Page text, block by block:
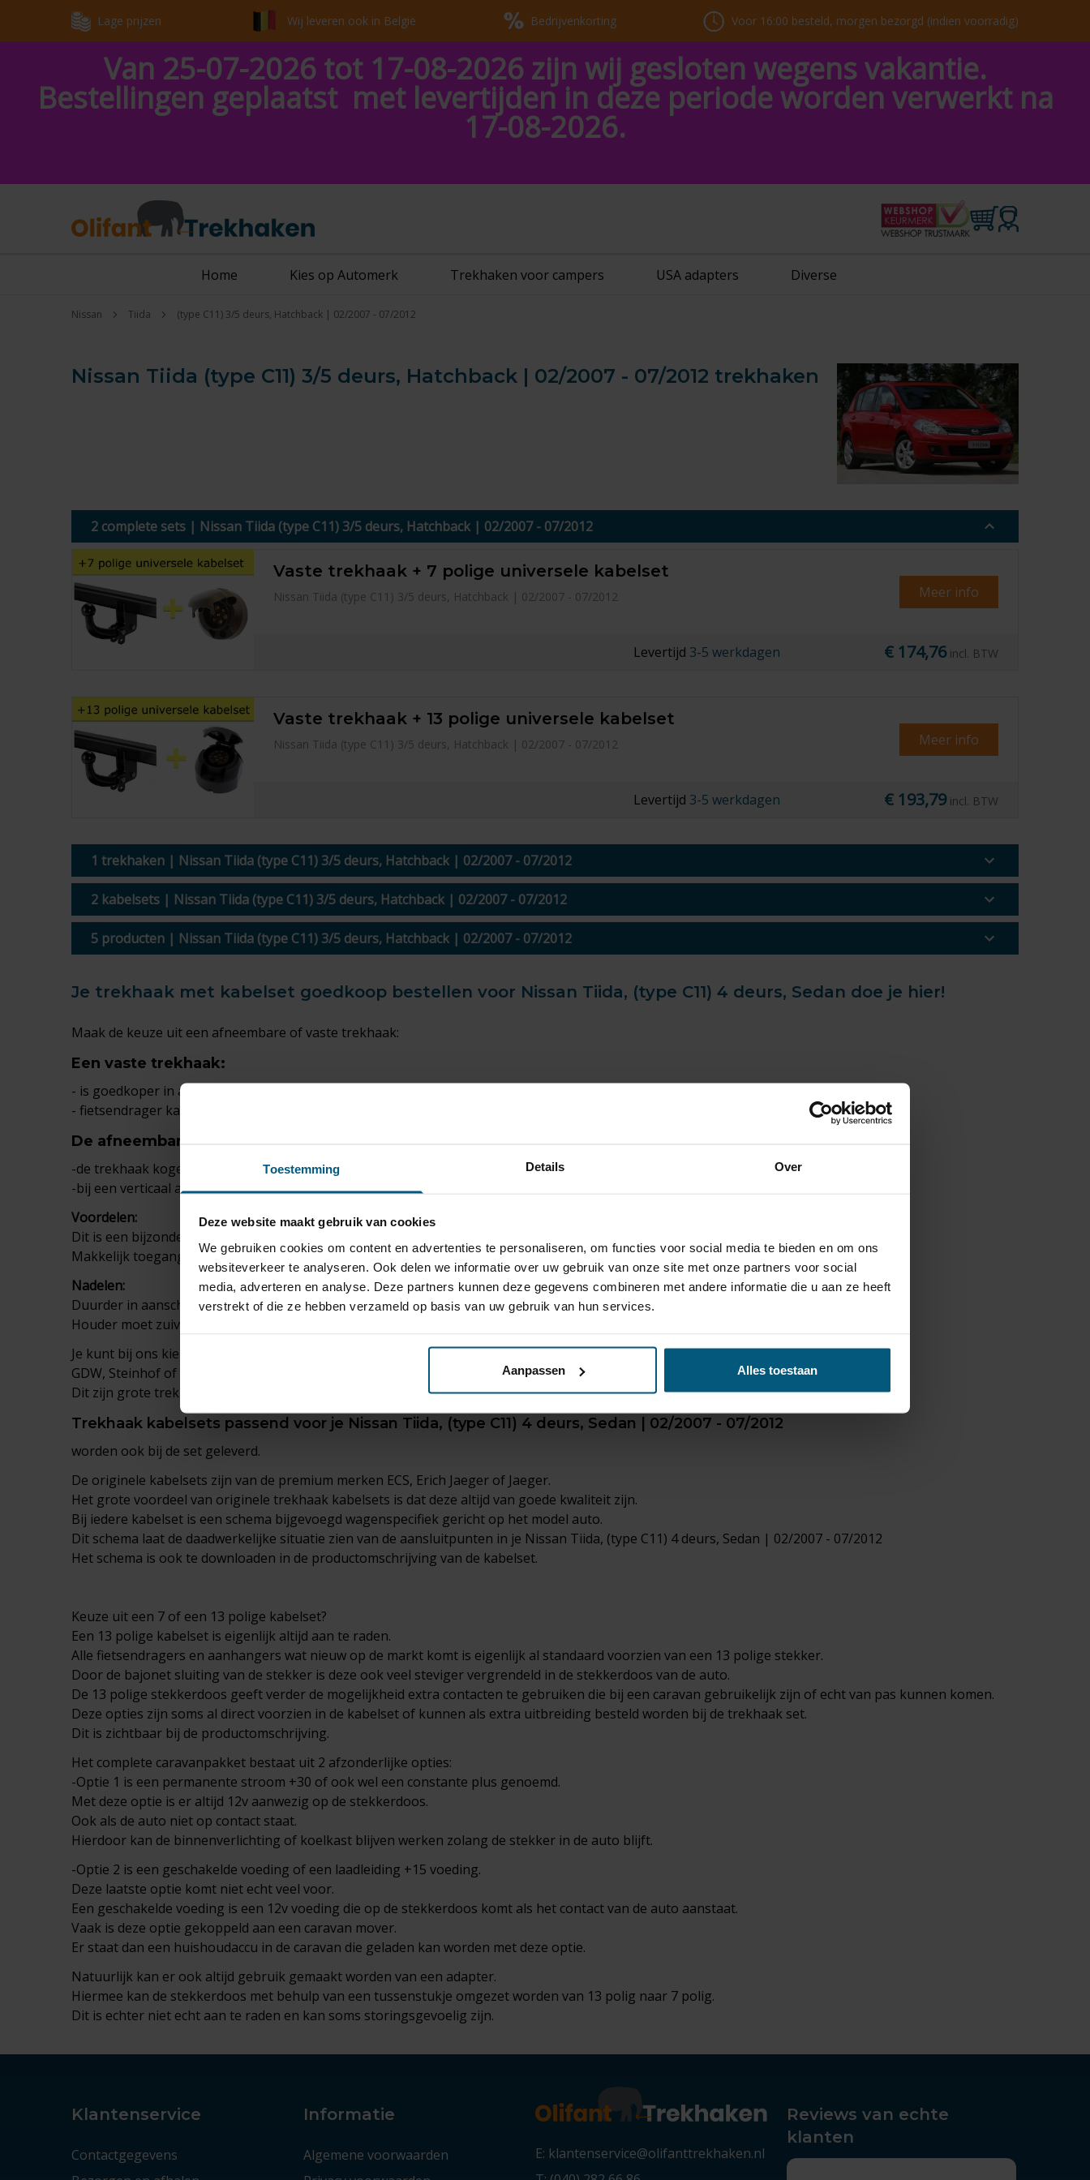
Toestemming Details Over
Deze website maakt gebruik van cookies
We gebruiken cookies om content en advertenties te personaliseren, om functies voor social media te bieden en om ons
websiteverkeer te analyseren. Ook delen we informatie over uw gebruik van onze site met onze partners voor social
media, adverteren en analyse. Deze partners kunnen deze gegevens combineren met andere informatie die u aan ze heeft
verstrekt of die ze hebben verzameld op basis van uw gebruik van hun services.
Aanpassen Alles toestaan
Lage prijzen Wij leveren ook in België Bedrijvenkorting Voor 16:00 besteld, morgen bezorgd (indien voorradig)
Van 25-07-2026 tot 17-08-2026 zijn wij gesloten wegens vakantie.
Bestellingen geplaatst met levertijden in deze periode worden verwerkt na
17-08-2026.
Home Kies op Automerk Trekhaken voor campers USA adapters Diverse
Nissan Tiida (type C11) 3/5 deurs, Hatchback | 02/2007 - 07/2012
Nissan Tiida (type C11) 3/5 deurs, Hatchback | 02/2007 - 07/2012 trekhaken
2 complete sets | Nissan Tiida (type C11) 3/5 deurs, Hatchback | 02/2007 - 07/2012
Vaste trekhaak + 7 polige universele kabelset
Nissan Tiida (type C11) 3/5 deurs, Hatchback | 02/2007 - 07/2012 Meer info
Levertijd 3-5 werkdagen € 174,76 incl. BTW
Vaste trekhaak + 13 polige universele kabelset
Nissan Tiida (type C11) 3/5 deurs, Hatchback | 02/2007 - 07/2012 Meer info
Levertijd 3-5 werkdagen € 193,79 incl. BTW
1 trekhaken | Nissan Tiida (type C11) 3/5 deurs, Hatchback | 02/2007 - 07/2012
2 kabelsets | Nissan Tiida (type C11) 3/5 deurs, Hatchback | 02/2007 - 07/2012
5 producten | Nissan Tiida (type C11) 3/5 deurs, Hatchback | 02/2007 - 07/2012
Je trekhaak met kabelset goedkoop bestellen voor Nissan Tiida, (type C11) 4 deurs, Sedan doe je hier!
Maak de keuze uit een afneembare of vaste trekhaak:
Een vaste trekhaak:
- is goedkoper in aanschaf en is makkelijk in gebruik.
- fietsendrager kan direct aan de trekhaak gekoppeld worden.
De afneembare trekhaak
-de trekhaak kogel ligt opgeborgen in de kofferbak als deze niet in gebruik is.
-bij een verticaal afneembare trekhaak is na afname van de kogel niet zichtbaar dat een trekhaak gemonteerd is.
Voordelen:
Dit is een bijzonder mooi systeem wat de lijnen van de auto intact laat.
Makkelijk toegang tot de kofferbak.
Nadelen:
Duurder in aanschaf.
Houder moet zuiver blijven als de trekhaak niet gemonteerd is.
Je kunt bij ons kiezen uit de gerenommeerde trekhaak merken
GDW, Steinhof of Autohak.
Dit zijn grote trekhaak fabrikanten die een uitstekende naam hebben opgebouwd.
Trekhaak kabelsets passend voor je Nissan Tiida, (type C11) 4 deurs, Sedan | 02/2007 - 07/2012
worden ook bij de set geleverd.
De originele kabelsets zijn van de premium merken ECS, Erich Jaeger of Jaeger.
Het grote voordeel van originele trekhaak kabelsets is dat deze altijd van goede kwaliteit zijn.
Bij iedere kabelset is een schema bijgevoegd wagenspecifiek gericht op het model auto.
Dit schema laat de daadwerkelijke situatie zien van de aansluitpunten in je Nissan Tiida, (type C11) 4 deurs, Sedan | 02/2007 - 07/2012
Het schema is ook te downloaden in de productomschrijving van de kabelset.
Keuze uit een 7 of een 13 polige kabelset?
Een 13 polige kabelset is eigenlijk altijd aan te raden.
Alle fietsendragers en aanhangers wat nieuw op de markt komt is eigenlijk al standaard voorzien van een 13 polige stekker.
Door de bajonet sluiting van de stekker is deze ook veel steviger vergrendeld in de stekkerdoos van de auto.
De 13 polige stekkerdoos geeft verder de mogelijkheid extra contacten te gebruiken die bij een caravan gebruikelijk zijn of echt van pas kunnen komen.
Deze opties zijn soms al direct voorzien in de kabelset of kunnen als extra uitbreiding besteld worden bij de trekhaak set.
Dit is zichtbaar bij de productomschrijving.
Het complete caravanpakket bestaat uit 2 afzonderlijke opties:
-Optie 1 is een permanente stroom +30 of ook wel een constante plus genoemd.
Met deze optie is er altijd 12v aanwezig op de stekkerdoos.
Ook als de auto niet op contact staat.
Hierdoor kan de binnenverlichting of koelkast blijven werken zolang de stekker in de auto blijft.
-Optie 2 is een geschakelde voeding of een laadleiding +15 voeding.
Deze laatste optie komt niet echt veel voor.
Een geschakelde voeding is een 12v voeding die op de stekkerdoos komt als het contact van de auto aanstaat.
Vaak is deze optie gekoppeld aan een caravan mover.
Er staat dan een huishoudaccu in de caravan die geladen kan worden met deze optie.
Natuurlijk kan er ook altijd gebruik gemaakt worden van een adapter.
Hiermee kan de stekkerdoos met behulp van een tussenstukje omgezet worden van 13 polig naar 7 polig.
Dit is echter niet echt aan te raden en kan soms storingsgevoelig zijn.
Klantenservice
Contactgegevens
Informatie
Algemene voorwaarden
E: klantenservice@olifanttrekhaken.nl
Reviews van echte
klanten